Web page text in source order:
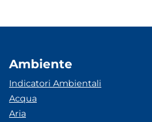
Ambiente
Indicatori Ambientali
Acqua
Aria